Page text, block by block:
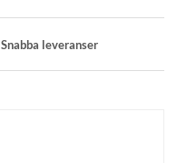
Snabba leveranser